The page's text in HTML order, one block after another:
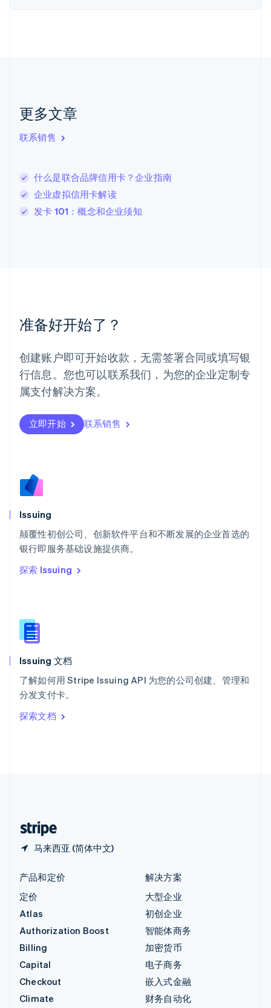
更多文章
联系销售
什么是联合品牌信用卡？企业指南
企业虚拟信用卡解读
发卡 101：概念和企业须知
准备好开始了？
创建账户即可开始收款，无需签署合同或填写银
行信息。您也可以联系我们，为您的企业定制专
属支付解决方案。
立即开始 联系销售
Issuing
颠覆性初创公司、创新软件平台和不断发展的企业首选的
银行即服务基础设施提供商。
探索 Issuing
Issuing 文档
了解如何用 Stripe Issuing API 为您的公司创建、管理和
分发支付卡。
探索文档
马来西亚 (简体中文)
EnglishSvenska
English Italiano
拉脱维亚
立陶宛
DeutschEnglish
卢森堡
Français Deutsch English
罗马尼亚
墨西哥
EspañolEnglish
English
葡萄牙
PortuguêsEnglish
日本
瑞典
Svenska English
瑞士
斯洛伐克
English
斯洛文尼亚
English
泰国
ไทยEnglish
English
English
新西兰
匈牙利
意大利
ItalianoEnglish
印度
English
产品和定价
定价
Atlas
Authorization Boost
Billing
Capital
Checkout
Climate
解决方案
大型企业
初创企业
智能体商务
加密货币
电子商务
嵌入式金融
财务自动化